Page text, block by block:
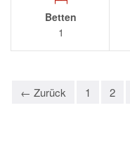
Betten
1
← Zurück 1 2